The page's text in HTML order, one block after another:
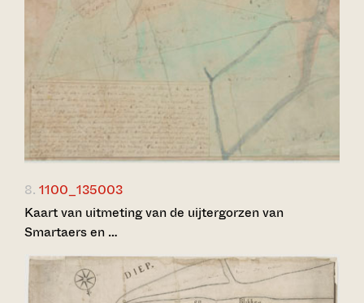
8. 1100_135003
Kaart van uitmeting van de uijtergorzen van
Smartaers en …